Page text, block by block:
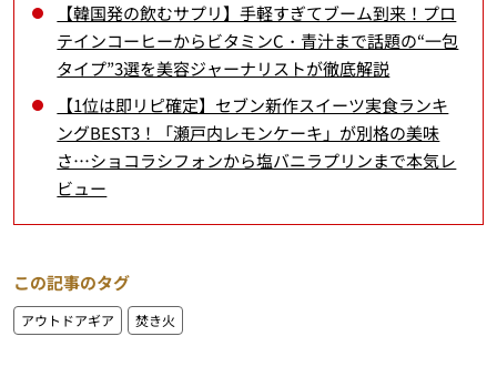
【韓国発の飲むサプリ】手軽すぎてブーム到来！プロ
テインコーヒーからビタミンC・青汁まで話題の“一包
タイプ”3選を美容ジャーナリストが徹底解説
【1位は即リピ確定】セブン新作スイーツ実食ランキ
ングBEST3！「瀬戸内レモンケーキ」が別格の美味
さ…ショコラシフォンから塩バニラプリンまで本気レ
ビュー
この記事のタグ
アウトドアギア 焚き火